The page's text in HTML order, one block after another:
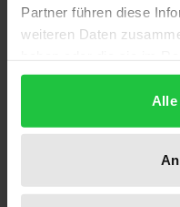
Partner führen diese
weiteren Daten
gesammelt haben.
Alle
das Wesen desjenigen
activa vermag ein
kultivieren, die auch
Schicksalsschläge
Enttäuschung ihn die